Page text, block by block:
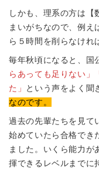
しかも、理系の方は
まいがちなので、例え
ら５時間を削らなけれ
毎年秋頃になると、国
らあっても足りない」
た」
という声をよく聞
なのです。
過去の先輩たちを見て
始めていたら合格でき
ました。いくら能力が
揮できるレベルまでに